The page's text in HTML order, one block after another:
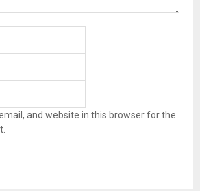
and website in this browser for the